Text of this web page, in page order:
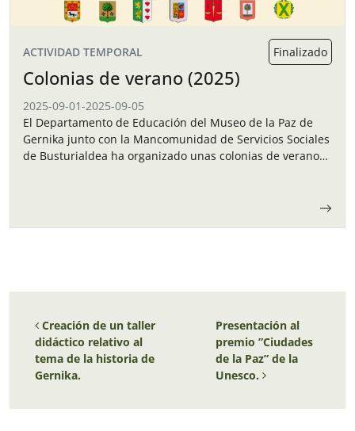
ACTIVIDAD TEMPORAL Finalizado
Colonias de verano (2025)
2025-09-01-2025-09-05
El Departamento de Educación del Museo de la Paz de
Gernika junto con la Mancomunidad de Servicios Sociales
de Busturialdea ha organizado unas colonias de verano
Navegación de entradas
Creación de un taller
didáctico relativo al
tema de la historia de
Gernika.
Presentación al
premio ”Ciudades
de la Paz” de la
Unesco.